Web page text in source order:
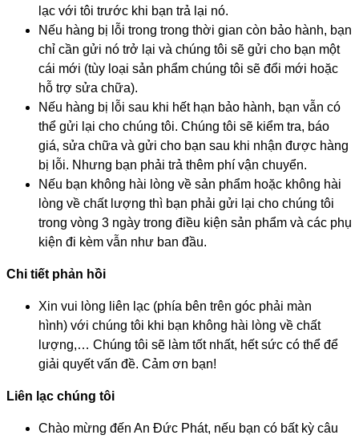
lạc với tôi trước khi bạn trả lại nó.
Nếu hàng bị lỗi trong trong thời gian còn bảo hành, bạn
chỉ cần gửi nó trở lại và chúng tôi sẽ gửi cho bạn một
cái mới (tùy loại sản phẩm chúng tôi sẽ đổi mới hoặc
hỗ trợ sửa chữa).
Nếu hàng bị lỗi sau khi hết hạn bảo hành, bạn vẫn có
thể gửi lại cho chúng tôi. Chúng tôi sẽ kiểm tra, báo
giá, sửa chữa và gửi cho bạn sau khi nhận được hàng
bị lỗi. Nhưng bạn phải trả thêm phí vận chuyển.
Nếu bạn không hài lòng về sản phẩm hoặc không hài
lòng về chất lượng thì bạn phải gửi lại cho chúng tôi
trong vòng 3 ngày trong điều kiện sản phẩm và các phụ
kiện đi kèm vẫn như ban đầu.
Chi tiết phản hồi
Xin vui lòng liên lạc (phía bên trên góc phải màn
hình) với chúng tôi khi bạn không hài lòng về chất
lượng,… Chúng tôi sẽ làm tốt nhất, hết sức có thể để
giải quyết vấn đề. Cảm ơn bạn!
Liên lạc chúng tôi
Chào mừng đến An Đức Phát, nếu bạn có bất kỳ câu